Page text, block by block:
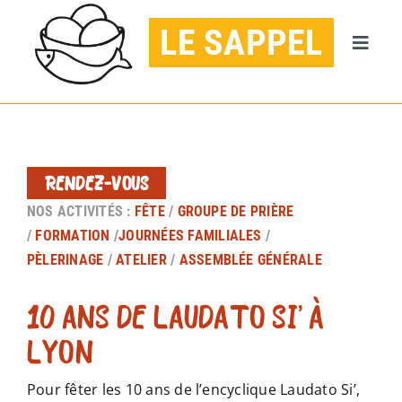
contenu
LE SAPPEL
PUBLICATIONS
CONTACT
JE DONNE
RENDEZ-VOUS
NOS ACTIVITÉS : FÊTE/ GROUPE DE PRIÈRE
/ FORMATION /JOURNÉES FAMILIALES /
PÈLERINAGE /ATELIER / ASSEMBLÉE GÉNÉRALE
10 ANS DE LAUDATO SI’ À
LYON
Pour fêter les 10 ans de l’encyclique Laudato Si’,